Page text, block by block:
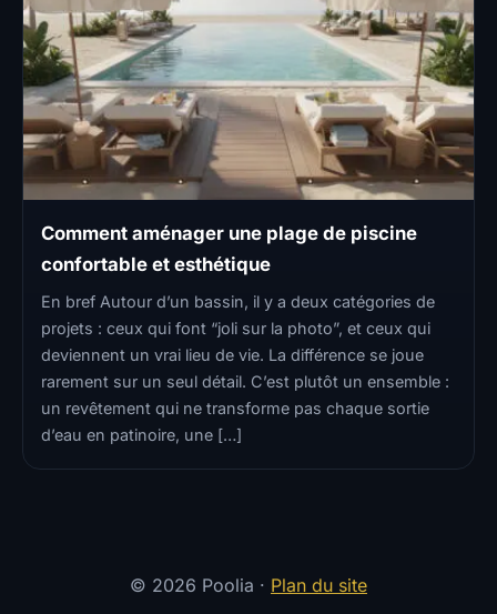
Comment aménager une plage de piscine
confortable et esthétique
En bref Autour d’un bassin, il y a deux catégories de
projets : ceux qui font “joli sur la photo”, et ceux qui
deviennent un vrai lieu de vie. La différence se joue
rarement sur un seul détail. C’est plutôt un ensemble :
un revêtement qui ne transforme pas chaque sortie
d’eau en patinoire, une […]
© 2026 Poolia · Plan du site